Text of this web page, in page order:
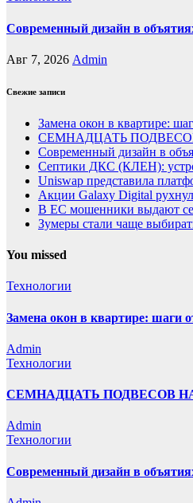
Современный дизайн в
Авг 7, 2026 Admin
Свежие записи
Замена окон в квартире:
СЕМНАДЦАТЬ
Современный дизайн в
Септики ДКС (КЛЕН):
Uniswap представила
Акции Galaxy Digital
В ЕС мошенники выдают
Зумеры стали чаще
You missed
Технологии
Замена окон в квартире: шаги
Admin
Технологии
СЕМНАДЦАТЬ ПОДВЕСОВ
Admin
Технологии
Современный дизайн в